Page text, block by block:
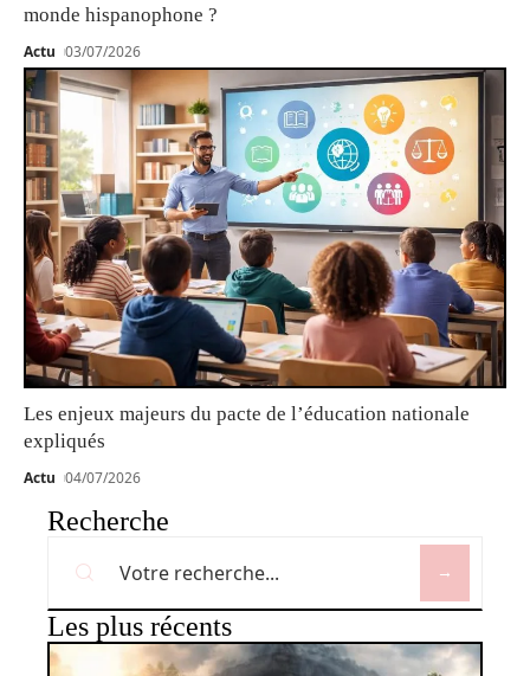
monde hispanophone ?
Actu 03/07/2026
Les enjeux majeurs du pacte de l’éducation nationale
expliqués
Actu 04/07/2026
Recherche
Les plus récents